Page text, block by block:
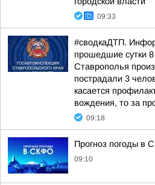
09:33
#сводкаДТП.
прошедшие сутки 8
Ставрополья
пострадали 3
касается
вождения, то за
09:18
Прогноз погоды в
09:10